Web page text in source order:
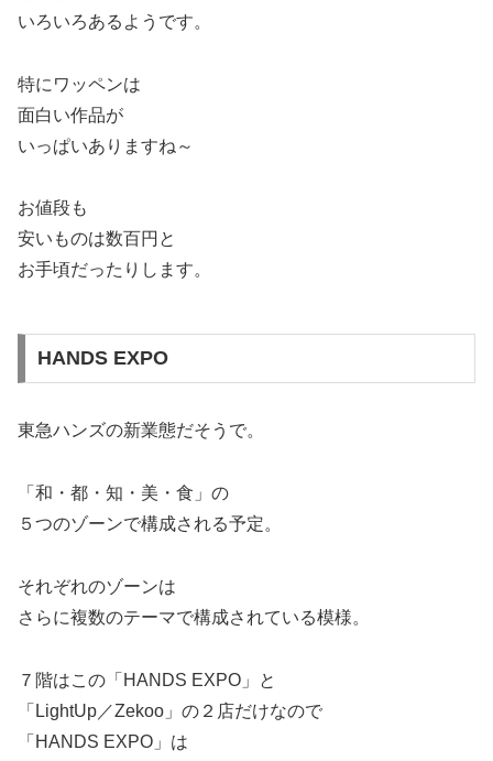
いろいろあるようです。
特にワッペンは
面白い作品が
いっぱいありますね～
お値段も
安いものは数百円と
お手頃だったりします。
HANDS EXPO
東急ハンズの新業態だそうで。
「和・都・知・美・食」の
５つのゾーンで構成される予定。
それぞれのゾーンは
さらに複数のテーマで構成されている模様。
７階はこの「HANDS EXPO」と
「LightUp／Zekoo」の２店だけなので
「HANDS EXPO」は